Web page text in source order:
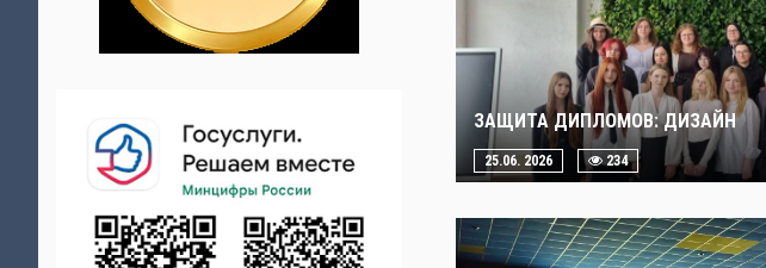
ЗАЩИТА ДИПЛОМОВ: ДИЗАЙН
25.06. 2026 234